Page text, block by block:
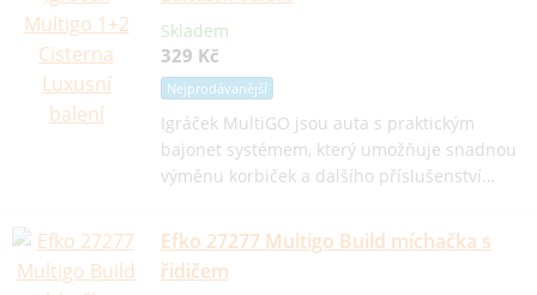
Skladem
329 Kč
Nejprodávanější
Igráček MultiGO jsou auta s praktickým
bajonet systémem, který umožňuje snadnou
výměnu korbiček a dalšího příslušenství…
Efko 27277 Multigo Build míchačka s
řidičem